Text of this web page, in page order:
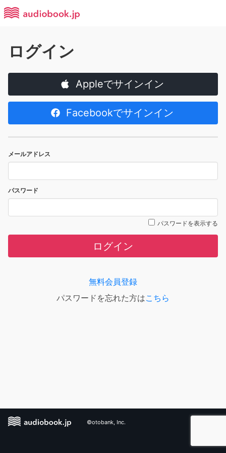
ログイン
Appleでサインイン
Facebookでサインイン
メールアドレス
パスワード
パスワードを表示する
ログイン
無料会員登録
パスワードを忘れた方はこちら
©otobank, Inc.